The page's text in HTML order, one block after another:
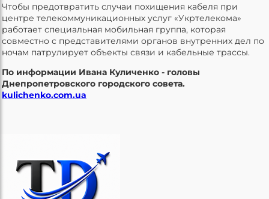
Чтобы предотвратить случаи похищения кабеля при
центре телекоммуникационных услуг «Укртелекома»
работает специальная мобильная группа, которая
совместно с представителями органов внутренних дел по
ночам патрулирует объекты связи и кабельные трассы.
По информации Ивана Куличенко - головы
Днепропетровского городского совета.
kulichenko.com.ua